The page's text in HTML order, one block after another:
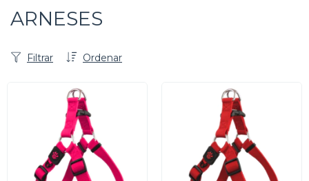
ARNESES
Ordenar
Filtrar